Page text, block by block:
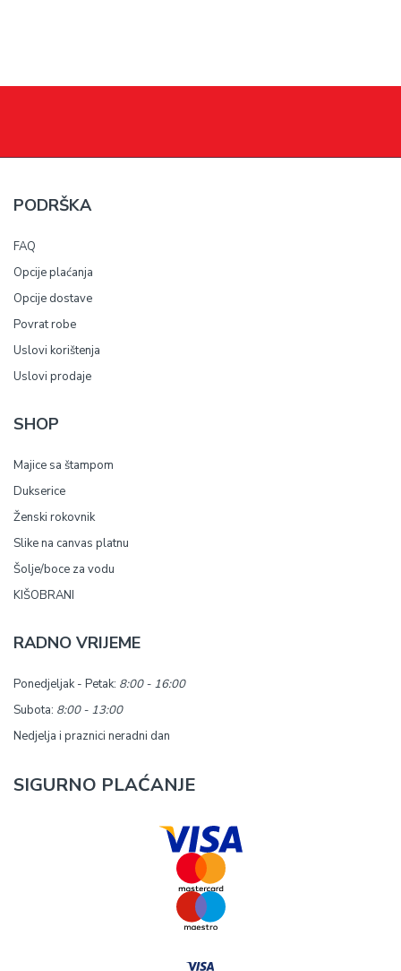
PODRŠKA
FAQ
Opcije plaćanja
Opcije dostave
Povrat robe
Uslovi korištenja
Uslovi prodaje
SHOP
Majice sa štampom
Dukserice
Ženski rokovnik
Slike na canvas platnu
Šolje/boce za vodu
KIŠOBRANI
RADNO VRIJEME
Ponedjeljak - Petak: 8:00 - 16:00
Subota: 8:00 - 13:00
Nedjelja i praznici neradni dan
SIGURNO PLAĆANJE